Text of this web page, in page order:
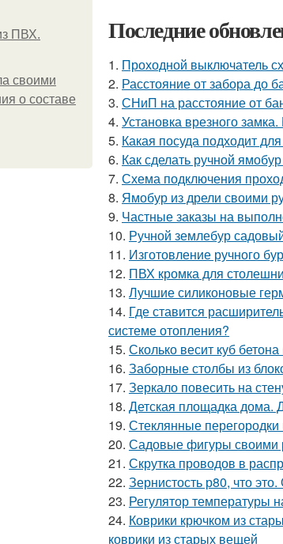
ПВХ.
своими
о составе
Последние
1. Проходной выключатель
2. Расстояние от забора до
3. СНиП на расстояние от
4. Установка врезного
5. Какая посуда подходит
6. Как сделать ручной
7. Схема подключения
8. Ямобур из дрели своими
9. Частные заказы на
10. Ручной землебур
11. Изготовление ручного
12. ПВХ кромка для
13. Лучшие силиконовые
14. Где ставится
системе отопления?
15. Сколько весит куб
16. Заборные столбы из
17. Зеркало повесить на
18. Детская площадка дома.
19. Стеклянные
20. Садовые фигуры своими
21. Скрутка проводов в
22. Зернистость р80, что
23. Регулятор температуры
24. Коврики крючком из
коврики из старых вещей